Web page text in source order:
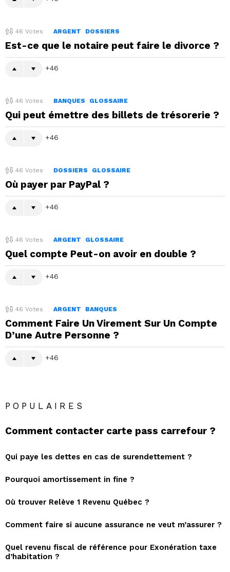
46 Votes ARGENT DOSSIERS
Est-ce que le notaire peut faire le divorce ?
46
46 Votes BANQUES GLOSSAIRE
Qui peut émettre des billets de trésorerie ?
46
46 Votes DOSSIERS GLOSSAIRE
Où payer par PayPal ?
46
46 Votes ARGENT GLOSSAIRE
Quel compte Peut-on avoir en double ?
46
46 Votes ARGENT BANQUES
Comment Faire Un Virement Sur Un Compte
D’une Autre Personne ?
46
POPULAIRES
Comment contacter carte pass carrefour ?
Qui paye les dettes en cas de surendettement ?
Pourquoi amortissement in fine ?
Où trouver Relève 1 Revenu Québec ?
Comment faire si aucune assurance ne veut m’assurer ?
Quel revenu fiscal de référence pour Exonération taxe
d’habitation ?